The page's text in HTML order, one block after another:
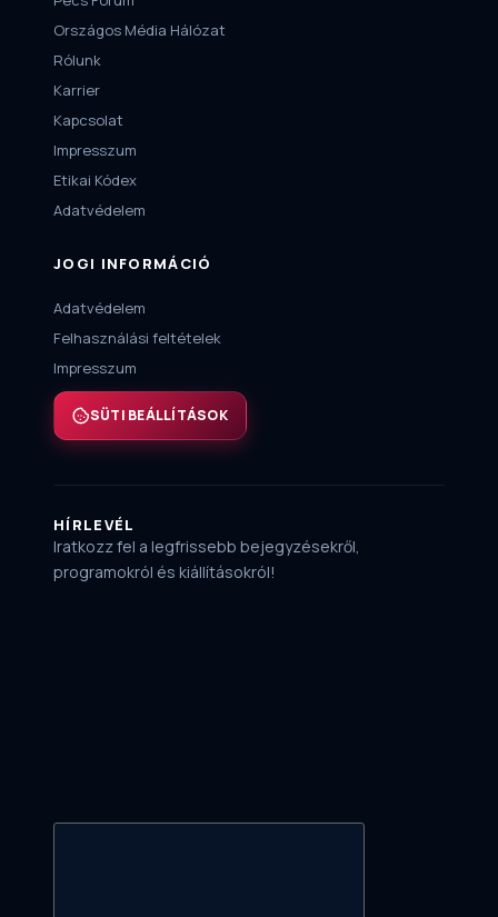
Országos Média Hálózat
Rólunk
Karrier
Kapcsolat
Impresszum
Etikai Kódex
Adatvédelem
JOGI INFORMÁCIÓ
Adatvédelem
Felhasználási feltételek
Impresszum
SÜTI BEÁLLÍTÁSOK
HÍRLEVÉL
Iratkozz fel a legfrissebb bejegyzésekről,
programokról és kiállításokról!